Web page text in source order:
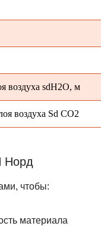
воздуха sdH2O, м
воздуха Sd СО2
чтобы:
материала
Норд